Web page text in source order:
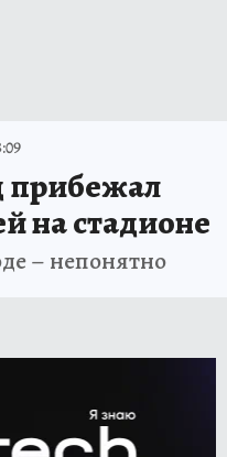
прибежал
на стадионе
– непонятно